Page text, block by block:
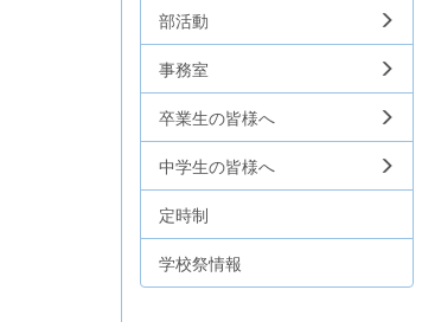
部活動
事務室
卒業生の皆様へ
中学生の皆様へ
定時制
学校祭情報